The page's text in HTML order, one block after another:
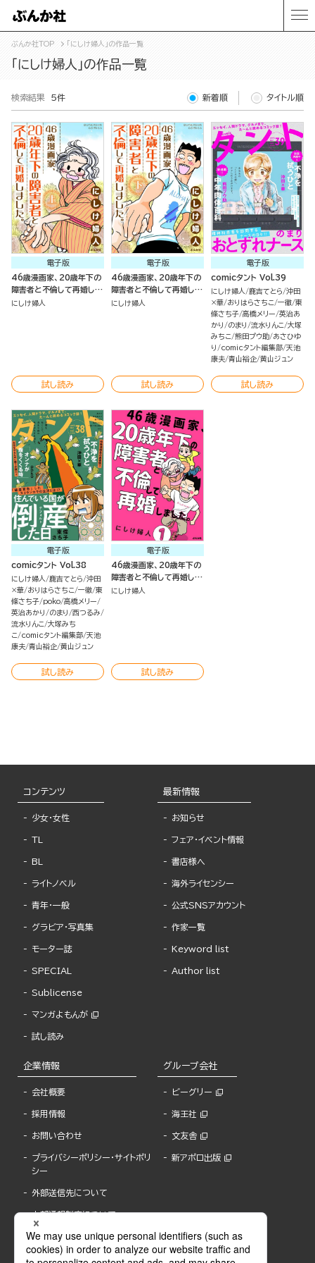
ぶんか社TOP 「にしけ婦人」の作品一覧
「にしけ婦人」の作品一覧
検索結果 5件 新着順 タイトル順
電子版
46歳漫画家、20歳年下の
障害者と不倫して再婚しま
した。 （上）
にしけ婦人
試し読み
電子版
46歳漫画家、20歳年下の
障害者と不倫して再婚しま
した。 （下）
にしけ婦人
試し読み
電子版
comicタント Vol.39
にしけ婦人 鹿吉てとら 沖田
×華 おりはらさちこ 一徹 東
條さち子 高橋メリー 英治あ
かり
のまり 流水りんこ 大塚
みちこ 熊田プウ助 あさひゆ
り
comicタント編集部 天池
康夫 青山裕企 黄山ジュン
試し読み
電子版
comicタント Vol.38
にしけ婦人 鹿吉てとら 沖田
×華 おりはらさちこ 一徹 東
條さち子 poko 高橋メリー
英治あかり
のまり
西つるみ
流水りんこ 大塚みち
こ
comicタント編集部 天池
康夫 青山裕企 黄山ジュン
試し読み
電子版
46歳漫画家、20歳年下の
障害者と不倫して再婚しま
した。（分冊版）
にしけ婦人
試し読み
コンテンツ
少女・女性
TL
BL
ライトノベル
青年・一般
グラビア・写真集
モーター誌
SPECIAL
Sublicense
マンガよもんが
試し読み
最新情報
お知らせ
フェア・イベント情報
書店様へ
海外ライセンシー
公式SNSアカウント
作家一覧
Keyword list
Author list
企業情報
会社概要
採用情報
お問い合わせ
プライバシーポリシー・サイトポリ
シー
外部送信先について
内部通報制度について
グループ会社
ビーグリー
海王社
文友舎
新アポロ出版